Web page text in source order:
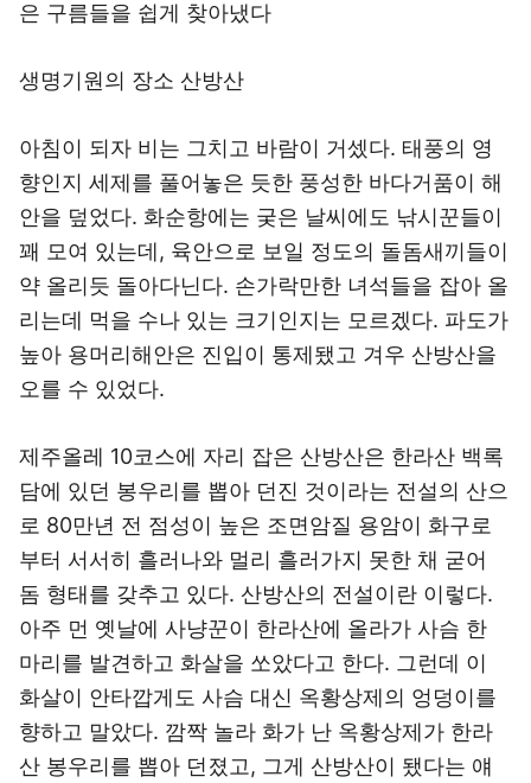
은 구름들을 쉽게 찾아냈다
생명기원의 장소 산방산
아침이 되자 비는 그치고 바람이 거셌다. 태풍의 영
향인지 세제를 풀어놓은 듯한 풍성한 바다거품이 해
안을 덮었다. 화순항에는 궂은 날씨에도 낚시꾼들이
꽤 모여 있는데, 육안으로 보일 정도의 돌돔새끼들이
약 올리듯 돌아다닌다. 손가락만한 녀석들을 잡아 올
리는데 먹을 수나 있는 크기인지는 모르겠다. 파도가
높아 용머리해안은 진입이 통제됐고 겨우 산방산을
오를 수 있었다.
제주올레 10코스에 자리 잡은 산방산은 한라산 백록
담에 있던 봉우리를 뽑아 던진 것이라는 전설의 산으
로 80만년 전 점성이 높은 조면암질 용암이 화구로
부터 서서히 흘러나와 멀리 흘러가지 못한 채 굳어
돔 형태를 갖추고 있다. 산방산의 전설이란 이렇다.
아주 먼 옛날에 사냥꾼이 한라산에 올라가 사슴 한
마리를 발견하고 화살을 쏘았다고 한다. 그런데 이
화살이 안타깝게도 사슴 대신 옥황상제의 엉덩이를
향하고 말았다. 깜짝 놀라 화가 난 옥황상제가 한라
산 봉우리를 뽑아 던졌고, 그게 산방산이 됐다는 얘